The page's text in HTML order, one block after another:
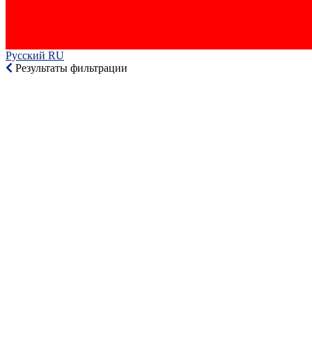
Русский RU‎
Результаты фильтрации